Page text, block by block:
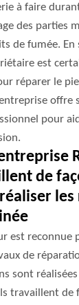
à faire
des parties
de fumée. En
est
réparer le
offre
pour
de
les
est
de
sont
travaillent de